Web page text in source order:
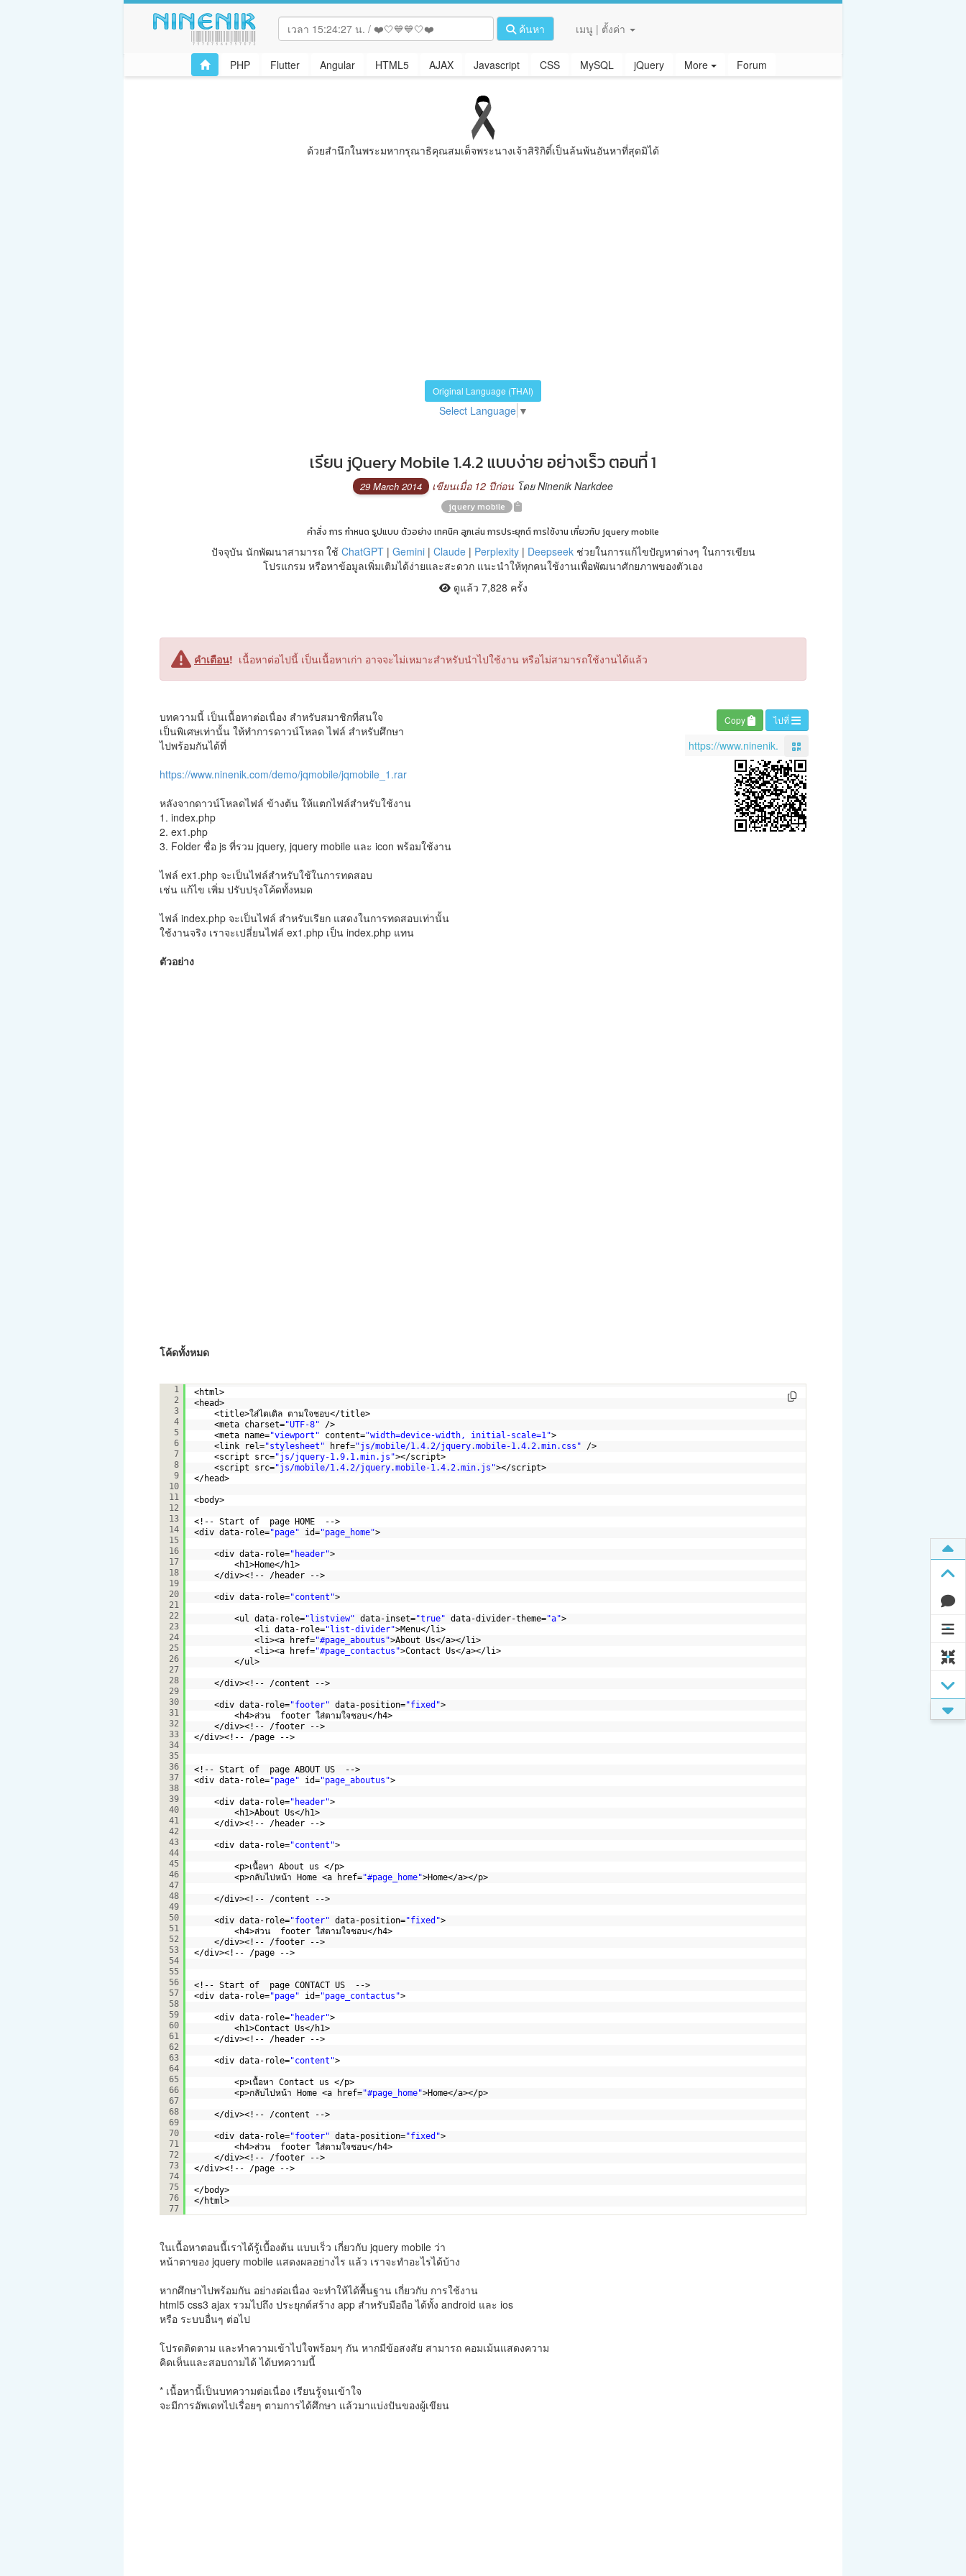
ค้นหา เมนู | ตั้งค่า
PHP Flutter Angular HTML5 AJAX Javascript CSS MySQL jQuery More Forum
ด้วยสํานึกในพระมหากรุณาธิคุณสมเด็จพระนางเจ้าสิริกิติ์เป็นล้นพ้นอันหาที่สุดมิได้
Original Language (THAI)
Select Language ▼
เรียน jQuery Mobile 1.4.2 แบบง่าย อย่างเร็ว ตอนที่ 1
29 March 2014 เขียนเมื่อ 12 ปีก่อน โดย Ninenik Narkdee
jquery mobile
คำสั่ง การ กำหนด รูปแบบ ตัวอย่าง เทคนิค ลูกเล่น การประยุกต์ การใช้งาน เกี่ยวกับ jquery mobile
ปัจจุบัน นักพัฒนาสามารถ ใช้ ChatGPT| Gemini| Claude| Perplexity| Deepseekช่วยในการแก้ไขปัญหาต่างๆ ในการเขียน
โปรแกรม หรือหาข้อมูลเพิ่มเติมได้ง่ายและสะดวก แนะนำให้ทุกคนใช้งานเพื่อพัฒนาศักยภาพของตัวเอง
ดูแล้ว 7,828 ครั้ง
คำเตือน! เนื้อหาต่อไปนี้ เป็นเนื้อหาเก่า อาจจะไม่เหมาะสำหรับนำไปใช้งาน หรือไม่สามารถใช้งานได้แล้ว
ไปที่
Copy
บทความนี้ เป็นเนื้อหาต่อเนื่อง สำหรับสมาชิกที่สนใจ
เป็นพิเศษเท่านั้น ให้ทำการดาวน์โหลด ไฟล์ สำหรับศึกษา
ไปพร้อมกันได้ที่
https://www.ninenik.com/demo/jqmobile/jqmobile_1.rar
หลังจากดาวน์โหลดไฟล์ ข้างต้น ให้แตกไฟล์สำหรับใช้งาน
1. index.php
2. ex1.php
3. Folder ชื่อ js ที่รวม jquery, jquery mobile และ icon พร้อมใช้งาน
ไฟล์ ex1.php จะเป็นไฟล์สำหรับใช้ในการทดสอบ
เช่น แก้ไข เพิ่ม ปรับปรุงโค้ดทั้งหมด
ไฟล์ index.php จะเป็นไฟล์ สำหรับเรียก แสดงในการทดสอบเท่านั้น
ใช้งานจริง เราจะเปลี่ยนไฟล์ ex1.php เป็น index.php แทน
ตัวอย่าง
โค้ดทั้งหมด
1
2
3
4
5
6
7
8
9
10
11
12
13
14
15
16
17
18
19
20
21
22
23
24
25
26
27
28
29
30
31
32
33
34
35
36
37
38
39
40
41
42
43
44
45
46
47
48
49
50
51
52
53
54
55
56
57
58
59
60
61
62
63
64
65
66
67
68
69
70
71
72
73
74
75
76
77
<!DOCTYPE html>
<html>
<head>
<title>ใส่ไตเติล ตามใจชอบ</title>
<meta charset="UTF-8"
/>
<meta name="viewport" content="width=device-width, initial-scale=1">
<link rel="stylesheet" href="js/mobile/1.4.2/jquery.mobile-1.4.2.min.css"
/>
<script src="js/jquery-1.9.1.min.js"></script>
<script src="js/mobile/1.4.2/jquery.mobile-1.4.2.min.js"></script>
</head>
<body>
<!-- Start of  page HOME  -->
<div data-role="page" id="page_home">
<div data-role="header">
<h1>Home</h1>
</div><!-- /header -->
<div data-role="content">
<ul data-role="listview" data-inset="true" data-divider-theme="a">
<li data-role="list-divider">Menu</li>
<li><a href="#page_aboutus">About Us</a></li>
<li><a href="#page_contactus">Contact Us</a></li>
</ul>
</div><!-- /content -->
<div data-role="footer" data-position="fixed">
<h4>ส่วน  footer ใส่ตามใจชอบ</h4>
</div><!-- /footer -->
</div><!-- /page -->
<!-- Start of  page ABOUT US  -->
<div data-role="page" id="page_aboutus">
<div data-role="header">
<h1>About Us</h1>
</div><!-- /header -->
<div data-role="content">
<p>เนื้อหา About us </p>
<p>กลับไปหน้า Home <a href="#page_home">Home</a></p>
</div><!-- /content -->
<div data-role="footer" data-position="fixed">
<h4>ส่วน  footer ใส่ตามใจชอบ</h4>
</div><!-- /footer -->
</div><!-- /page -->
<!-- Start of  page CONTACT US  -->
<div data-role="page" id="page_contactus">
<div data-role="header">
<h1>Contact Us</h1>
</div><!-- /header -->
<div data-role="content">
<p>เนื้อหา Contact us </p>
<p>กลับไปหน้า Home <a href="#page_home">Home</a></p>
</div><!-- /content -->
<div data-role="footer" data-position="fixed">
<h4>ส่วน  footer ใส่ตามใจชอบ</h4>
</div><!-- /footer -->
</div><!-- /page -->
</body>
</html>
ในเนื้อหาตอนนี้เราได้รู้เบื้องต้น แบบเร็ว เกี่ยวกับ jquery mobile ว่า
หน้าตาของ jquery mobile แสดงผลอย่างไร แล้ว เราจะทำอะไรได้บ้าง
หากศึกษาไปพร้อมกัน อย่างต่อเนื่อง จะทำให้ได้พื้นฐาน เกี่ยวกับ การใช้งาน
html5 css3 ajax รวมไปถึง ประยุกต์สร้าง app สำหรับมือถือ ได้ทั้ง android และ ios
หรือ ระบบอื่นๆ ต่อไป
โปรดติดตาม และทำความเข้าไปใจพร้อมๆ กัน หากมีข้อสงสัย สามารถ คอมเม้นแสดงความ
คิดเห็นและสอบถามได้ ได้บทความนี้
* เนื้อหานี้เป็นบทความต่อเนื่อง เรียนรู้จนเข้าใจ
จะมีการอัพเดทไปเรื่อยๆ ตามการได้ศึกษา แล้วมาแบ่งปันของผู้เขียน